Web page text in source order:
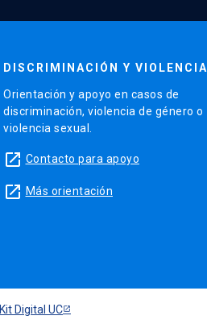
DISCRIMINACIÓN Y VIOLENCIA
Orientación y apoyo en casos de
discriminación, violencia de género o
violencia sexual.
launch Contacto para apoyo
launch Más orientación
Kit Digital UC